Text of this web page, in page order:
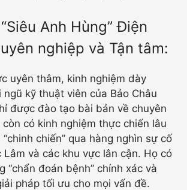
Anh Hùng” Điện
nghiệp và Tận tâm:
uyên thâm, kinh nghiệm dày
ngũ kỹ thuật viên của Bảo Châu
được đào tạo bài bản về chuyên
còn có kinh nghiệm thực chiến lâu
chiến” qua hàng nghìn sự cố
Lâm và các khu vực lân cận. Họ có
“chẩn đoán bệnh” chính xác và
pháp tối ưu cho mọi vấn đề.